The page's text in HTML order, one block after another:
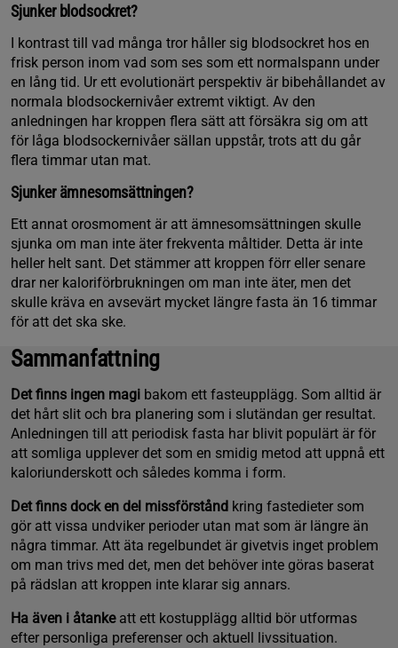
Sjunker blodsockret?
I kontrast till vad många tror håller sig blodsockret hos en
frisk person inom vad som ses som ett normalspann under
en lång tid. Ur ett evolutionärt perspektiv är bibehållandet av
normala blodsockernivåer extremt viktigt. Av den
anledningen har kroppen flera sätt att försäkra sig om att
för låga blodsockernivåer sällan uppstår, trots att du går
flera timmar utan mat.
Sjunker ämnesomsättningen?
Ett annat orosmoment är att ämnesomsättningen skulle
sjunka om man inte äter frekventa måltider. Detta är inte
heller helt sant. Det stämmer att kroppen förr eller senare
drar ner kaloriförbrukningen om man inte äter, men det
skulle kräva en avsevärt mycket längre fasta än 16 timmar
för att det ska ske.
Sammanfattning
Det finns ingen magi bakom ett fasteupplägg. Som alltid är
det hårt slit och bra planering som i slutändan ger resultat.
Anledningen till att periodisk fasta har blivit populärt är för
att somliga upplever det som en smidig metod att uppnå ett
kaloriunderskott och således komma i form.
Det finns dock en del missförstånd kring fastedieter som
gör att vissa undviker perioder utan mat som är längre än
några timmar. Att äta regelbundet är givetvis inget problem
om man trivs med det, men det behöver inte göras baserat
på rädslan att kroppen inte klarar sig annars.
Ha även i åtankeatt ett kostupplägg alltid bör utformas
efter personliga preferenser och aktuell livssituation.